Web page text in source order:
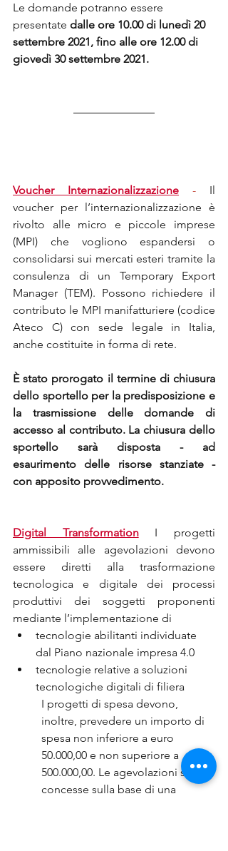
Le domande potranno essere
presentate dalle ore 10.00 di lunedì 20
settembre 2021, fino alle ore 12.00 di
giovedì 30 settembre 2021.
Voucher Internazionalizzazione - Il
voucher per l’internazionalizzazione è
rivolto alle micro e piccole imprese
(MPI) che vogliono espandersi o
consolidarsi sui mercati esteri tramite la
consulenza di un Temporary Export
Manager (TEM). Possono richiedere il
contributo le MPI manifatturiere (codice
Ateco C) con sede legale in Italia,
anche costituite in forma di rete.
È stato prorogato il termine di chiusura
dello sportello per la predisposizione e
la trasmissione delle domande di
accesso al contributo. La chiusura dello
sportello sarà disposta - ad
esaurimento delle risorse stanziate -
con apposito provvedimento.
Digital Transformation I progetti
ammissibili alle agevolazioni devono
essere diretti alla trasformazione
tecnologica e digitale dei processi
produttivi dei soggetti proponenti
mediante l’implementazione di
tecnologie abilitanti individuate
dal Piano nazionale impresa 4.0
tecnologie relative a soluzioni
tecnologiche digitali di filiera
I progetti di spesa devono,
inoltre, prevedere un importo di
spesa non inferiore a euro
50.000,00 e non superiore a
500.000,00. Le agevolazioni sono
concesse sulla base di una